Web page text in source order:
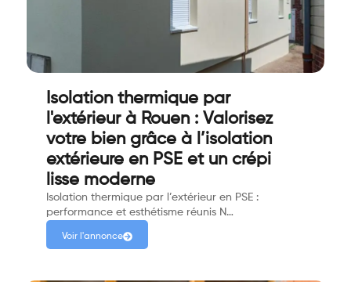
Isolation thermique par
l'extérieur à Rouen : Valorisez
votre bien grâce à l’isolation
extérieure en PSE et un crépi
lisse moderne
Isolation thermique par l’extérieur en PSE :
performance et esthétisme réunis N…
Voir l'annonce